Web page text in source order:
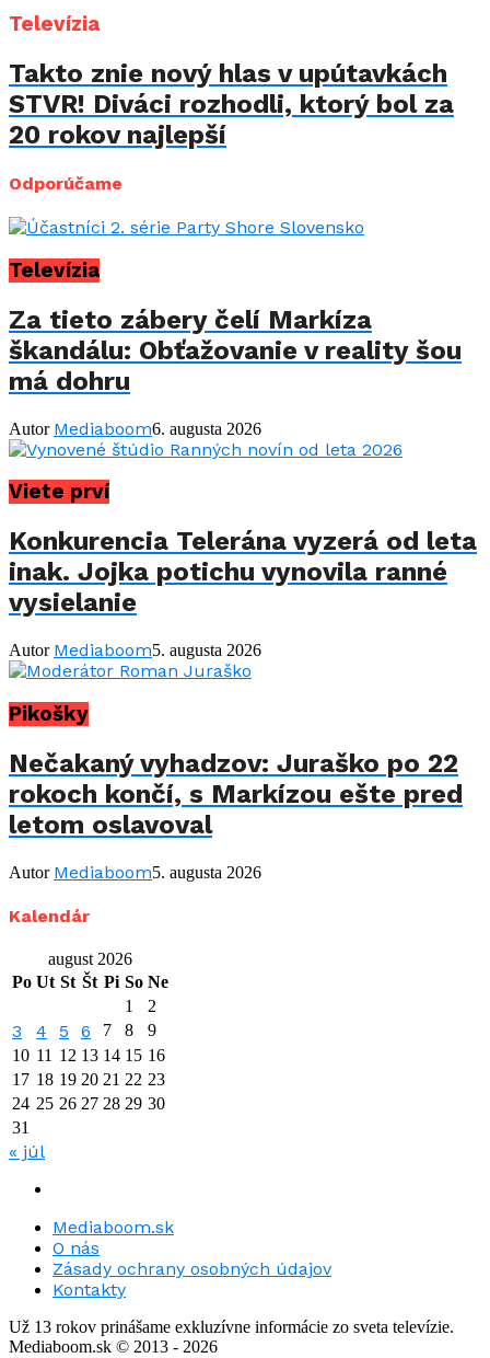
Televízia
Takto znie nový hlas v upútavkách
STVR! Diváci rozhodli, ktorý bol za
20 rokov najlepší
Odporúčame
Televízia
Za tieto zábery čelí Markíza
škandálu: Obťažovanie v reality šou
má dohru
Autor Mediaboom6. augusta 2026
Viete prví
Konkurencia Telerána vyzerá od leta
inak. Jojka potichu vynovila ranné
vysielanie
Autor Mediaboom5. augusta 2026
Pikošky
Nečakaný vyhadzov: Juraško po 22
rokoch končí, s Markízou ešte pred
letom oslavoval
Autor Mediaboom5. augusta 2026
Kalendár
august 2026
Po Ut St Št Pi So Ne
1
2
3 4 5 6 7 8
9
10 11 12 13 14 15 16
17 18 19 20 21 22 23
24 25 26 27 28 29 30
31
« júl
Mediaboom.sk
O nás
Zásady ochrany osobných údajov
Kontakty
Už 13 rokov prinášame exkluzívne informácie zo sveta televízie.
Mediaboom.sk © 2013 - 2026